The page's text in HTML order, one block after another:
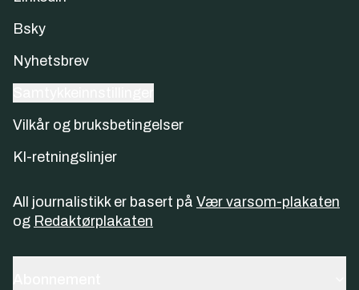
Bsky
Nyhetsbrev
Vilkår og bruksbetingelser
KI-retningslinjer
All journalistikk er basert på Vær varsom-plakaten
og Redaktørplakaten